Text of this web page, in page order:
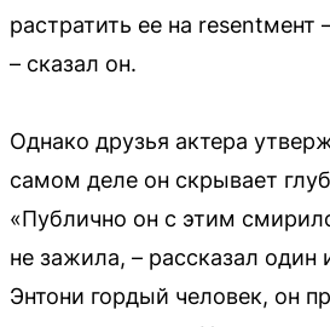
растратить ее на resentмент
– сказал он.
Однако друзья актера
самом деле он скрывает
«Публично он с этим
не зажила, – рассказал один
Энтони гордый человек, он